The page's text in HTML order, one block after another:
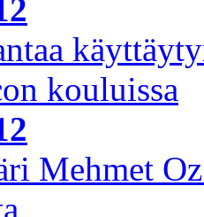
kouluissa
Mehmet